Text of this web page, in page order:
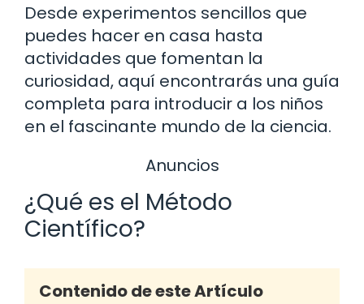
Desde experimentos sencillos que
puedes hacer en casa hasta
actividades que fomentan la
curiosidad, aquí encontrarás una guía
completa para introducir a los niños
en el fascinante mundo de la ciencia.
Anuncios
¿Qué es el Método
Científico?
Contenido de este Artículo